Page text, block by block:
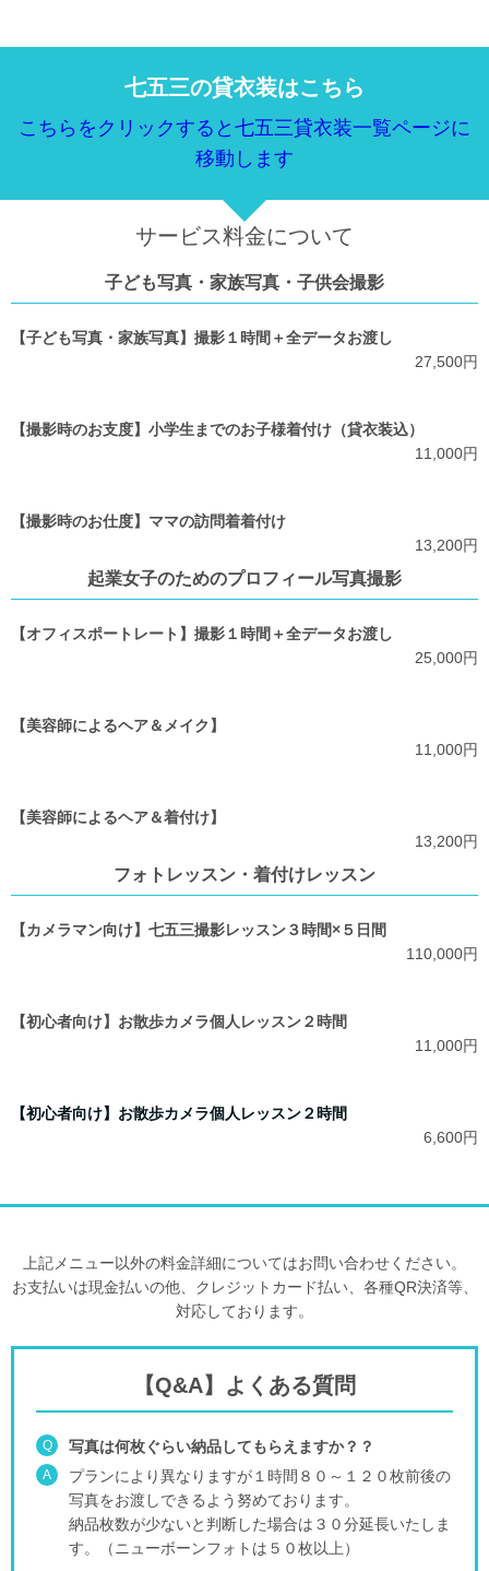
七五三の貸衣装はこちら
こちらをクリックすると七五三貸衣装一覧ページに
移動します
サービス料金について
子ども写真・家族写真・子供会撮影
【子ども写真・家族写真】撮影１時間＋全データお渡し
27,500円
【撮影時のお支度】小学生までのお子様着付け（貸衣装込）
11,000円
【撮影時のお仕度】ママの訪問着着付け
13,200円
起業女子のためのプロフィール写真撮影
【オフィスポートレート】撮影１時間＋全データお渡し
25,000円
【美容師によるヘア＆メイク】
11,000円
【美容師によるヘア＆着付け】
13,200円
フォトレッスン・着付けレッスン
【カメラマン向け】七五三撮影レッスン３時間×５日間
110,000円
【初心者向け】お散歩カメラ個人レッスン２時間
11,000円
【初心者向け】お散歩カメラ個人レッスン２時間
6,600円
上記メニュー以外の料金詳細についてはお問い合わせください。
お支払いは現金払いの他、クレジットカード払い、各種QR決済等、
対応しております。
【Q&A】よくある質問
Q 写真は何枚ぐらい納品してもらえますか？？
A
プランにより異なりますが１時間８０～１２０枚前後の
写真をお渡しできるよう努めております。
納品枚数が少ないと判断した場合は３０分延長いたしま
す。（ニューボーンフォトは５０枚以上）